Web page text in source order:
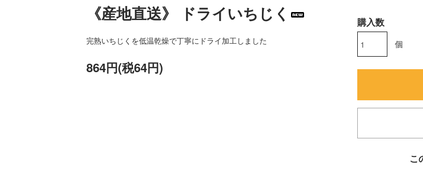
《産地直送》 ドライいちじく
完熟いちじくを低温乾燥で丁寧にドライ加工しました
864円(税64円)
購入数
個
こ